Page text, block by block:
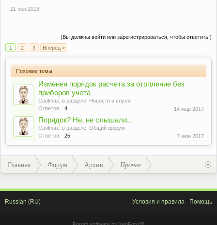
21 ноя 2013
(Вы должны войти или зарегистрироваться, чтобы ответить.)
1
2 3 Вперёд >
Похожие темы
Изменен порядок расчета за отопление без
приборов учета
Coolmax , в разделе: Новости и слухи
Ответов:
4 14 мар 2017
Порядок? Не, не слышали...
Coolmax , в разделе: Общий форум
Ответов:
25 7 июн 2017
Главная Форум Архив Прочее
Russian (RU) Условия и правила Помощь